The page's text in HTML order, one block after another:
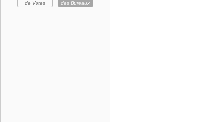
de Votes
des Bureaux